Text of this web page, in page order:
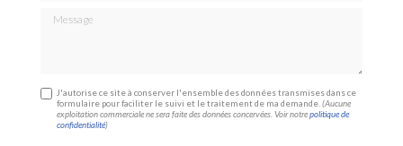
Message
J'autorise ce site à conserver l'ensemble des données transmises dans ce
formulaire pour faciliter le suivi et le traitement de ma demande.(Aucune
exploitation commerciale ne sera faite des données concervées. Voir notrepolitique de
confidentialité)